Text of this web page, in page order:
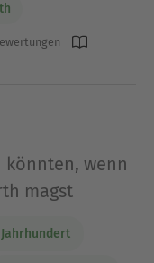
wenn
magst